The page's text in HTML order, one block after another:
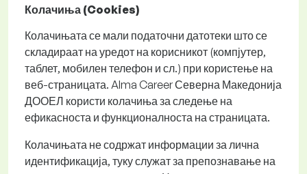
Колачиња (Cookies)
Колачињата се мали податочни датотеки што се
складираат на уредот на корисникот (компјутер,
таблет, мобилен телефон и сл.) при користење на
веб-страницата. Alma Career Северна Македонија
ДООЕЛ користи колачиња за следење на
ефикасноста и функционалноста на страницата.
Колачињата не содржат информации за лична
идентификација, туку служат за препознавање на